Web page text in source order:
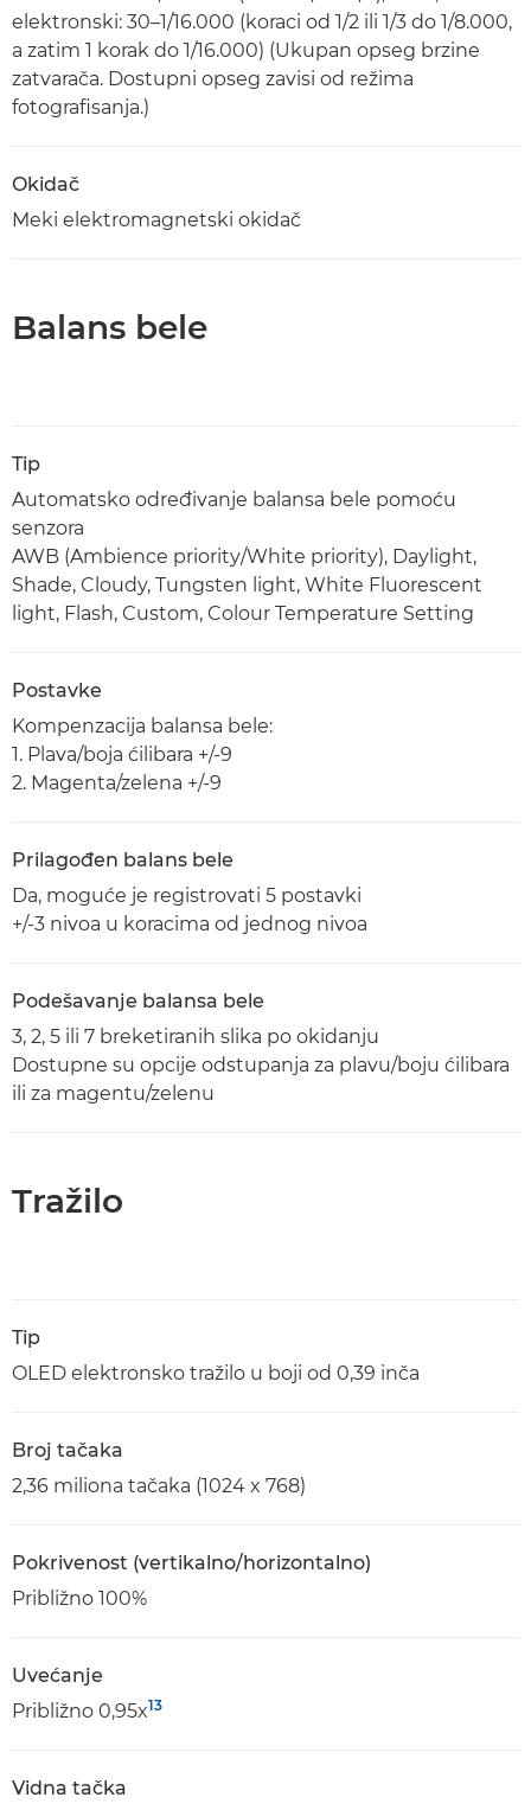
elektronski: 30–1/16.000 (koraci od 1/2 ili 1/3 do 1/8.000,
a zatim 1 korak do 1/16.000) (Ukupan opseg brzine
zatvarača. Dostupni opseg zavisi od režima
fotografisanja.)
Okidač
Meki elektromagnetski okidač
Balans bele
Tip
Automatsko određivanje balansa bele pomoću
senzora
AWB (Ambience priority/White priority), Daylight,
Shade, Cloudy, Tungsten light, White Fluorescent
light, Flash, Custom, Colour Temperature Setting
Postavke
Kompenzacija balansa bele:
1. Plava/boja ćilibara +/-9
2. Magenta/zelena +/-9
Prilagođen balans bele
Da, moguće je registrovati 5 postavki
+/-3 nivoa u koracima od jednog nivoa
Podešavanje balansa bele
3, 2, 5 ili 7 breketiranih slika po okidanju
Dostupne su opcije odstupanja za plavu/boju ćilibara
ili za magentu/zelenu
Tražilo
Tip
OLED elektronsko tražilo u boji od 0,39 inča
Broj tačaka
2,36 miliona tačaka (1024 x 768)
Pokrivenost (vertikalno/horizontalno)
Približno 100%
Uvećanje
Približno 0,95x13
Vidna tačka